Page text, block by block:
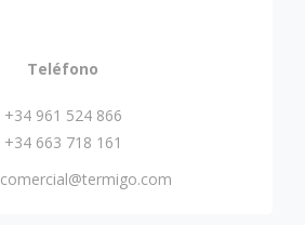
Teléfono
+34 961 524 866
+34 663 718 161
comercial@termigo.com